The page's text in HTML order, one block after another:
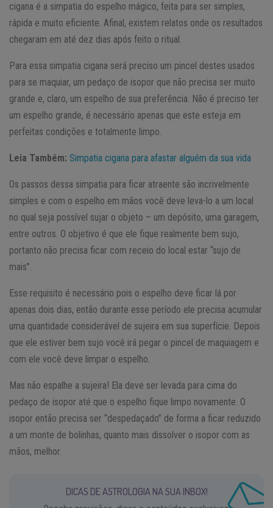
cigana é a simpatia do espelho mágico, feita para ser simples,
rápida e muito eficiente. Afinal, existem relatos onde os resultados
chegaram em até dez dias após feito o ritual.
Para essa simpatia cigana será preciso um pincel destes usados
para se maquiar, um pedaço de isopor que não precisa ser muito
grande e, claro, um espelho de sua preferência. Não é preciso ter
um espelho grande, é necessário apenas que este esteja em
perfeitas condições e totalmente limpo.
Leia Também: Simpatia cigana para afastar alguém da sua vida
Os passos dessa simpatia para ficar atraente são incrivelmente
simples e com o espelho em mãos você deve leva-lo a um local
no qual seja possível sujar o objeto – um depósito, uma garagem,
entre outros. O objetivo é que ele fique realmente bem sujo,
portanto não precisa ficar com receio do local estar “sujo de
mais”.
Esse requisito é necessário pois o espelho deve ficar lá por
apenas dois dias, então durante esse período ele precisa acumular
uma quantidade considerável de sujeira em sua superfície. Depois
que ele estiver bem sujo você irá pegar o pincel de maquiagem e
com ele você deve limpar o espelho.
Mas não espalhe a sujeira! Ela deve ser levada para cima do
pedaço de isopor até que o espelho fique limpo novamente. O
isopor então precisa ser “despedaçado” de forma a ficar reduzido
a um monte de bolinhas, quanto mais dissolver o isopor com as
mãos, melhor.
DICAS DE ASTROLOGIA NA SUA INBOX!